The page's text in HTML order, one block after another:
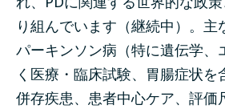
り組んでいます（継続中）。主
パーキンソン病（特に遺伝学、
く医療・臨床試験、胃腸症状を
併存疾患、患者中心ケア、評価